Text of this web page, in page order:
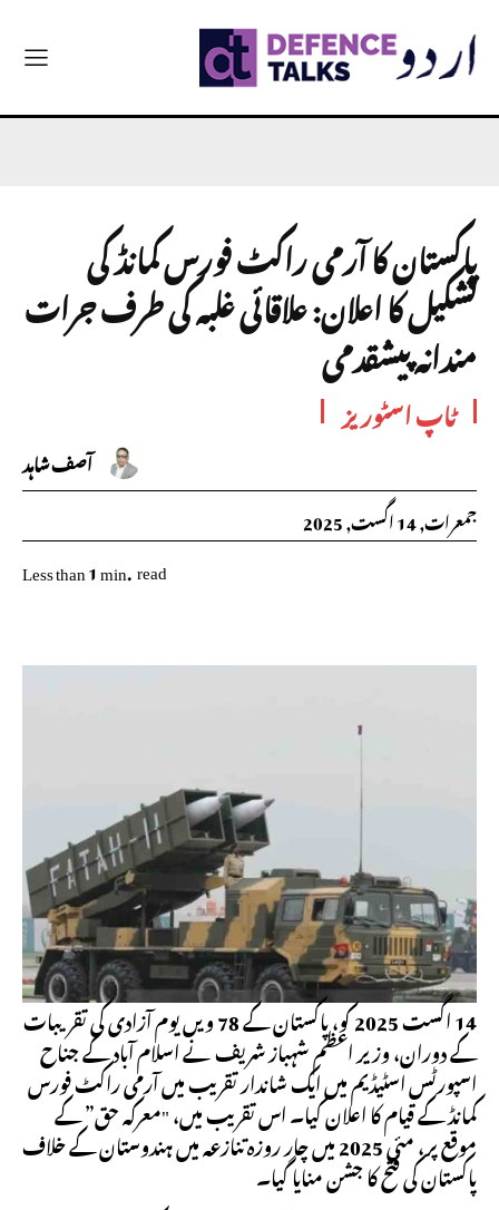
پاکستان کا آرمی راکٹ فورس کمانڈ کی
تشکیل کا اعلان: علاقائی غلبہ کی طرف جرات
مندانہ پیشقدمی
ٹاپ اسٹوریز
آصف شاہد
جمعرات, 14 اگست, 2025
Less than 1min.read
14 اگست 2025 کو، پاکستان کے 78 ویں یوم آزادی کی تقریبات
کے دوران، وزیر اعظم شہباز شریف نے اسلام آباد کے جناح
اسپورٹس اسٹیڈیم میں ایک شاندار تقریب میں آرمی راکٹ فورس
کمانڈ کے قیام کا اعلان کیا۔ اس تقریب میں، "معرکہ حق” کے
موقع پر، مئی 2025 میں چار روزہ تنازعہ میں ہندوستان کے خلاف
پاکستان کی فتح کا جشن منایا گیا۔